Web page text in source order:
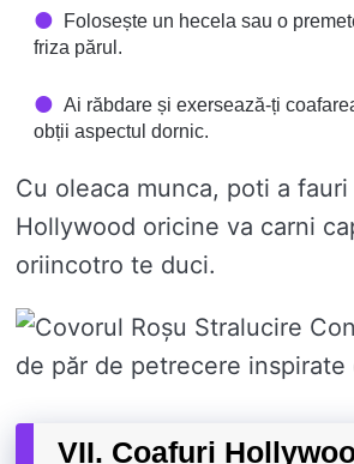
Folosește un hecela sau o
friza părul.
Ai răbdare și exersează-ți
obții aspectul dornic.
Cu oleaca munca, poti a
Hollywood oricine va carni
oriincotro te duci.
VII. Coafuri